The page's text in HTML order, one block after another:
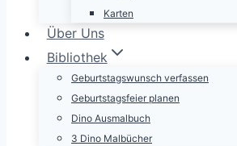
Karten
Über Uns
Bibliothek
Geburtstagswunsch verfassen
Geburtstagsfeier planen
Dino Ausmalbuch
3 Dino Malbücher